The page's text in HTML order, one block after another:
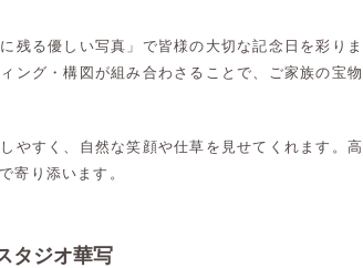
残る優しい写真」で皆様の大切な記念日を彩りま
ング・構図が組み合わさることで、ご家族の宝物
やすく、自然な笑顔や仕草を見せてくれます。高
寄り添います。
タジオ華写